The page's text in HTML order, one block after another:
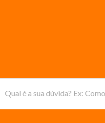
Qual é a sua dúvida? Ex: